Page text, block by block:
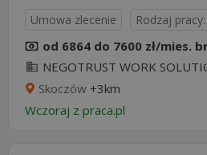
Umowa zlecenie Rodzaj pracy:
od 6864 do 7600 zł/mies.
NEGOTRUST WORK
Skoczów +3km
Wczoraj z praca.pl